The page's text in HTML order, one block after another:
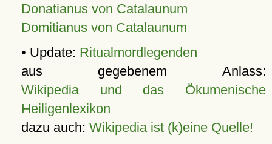
Donatianus von Catalaunum
Domitianus von Catalaunum
• Update: Ritualmordlegenden
aus gegebenem Anlass:
Wikipedia und das Ökumenische
Heiligenlexikon
dazu auch: Wikipedia ist (k)eine Quelle!